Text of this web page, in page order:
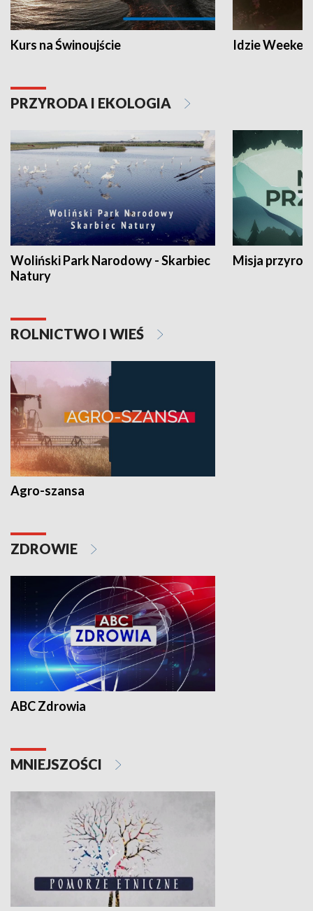
Kurs na Świnoujście Idzie
PRZYRODA I EKOLOGIA
Woliński Park Narodowy - Skarbiec
Natury
Misja
ROLNICTWO I WIEŚ
Agro-szansa
ZDROWIE
ABC Zdrowia
MNIEJSZOŚCI